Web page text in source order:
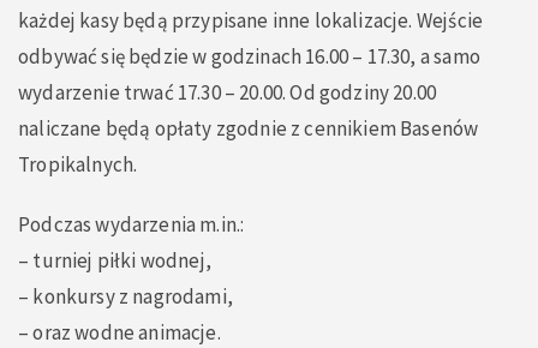
każdej kasy będą przypisane inne lokalizacje. Wejście
odbywać się będzie w godzinach 16.00 – 17.30, a samo
wydarzenie trwać 17.30 – 20.00. Od godziny 20.00
naliczane będą opłaty zgodnie z cennikiem Basenów
Tropikalnych.
Podczas wydarzenia m.in.:
– turniej piłki wodnej,
– konkursy z nagrodami,
–oraz wodne animacje.